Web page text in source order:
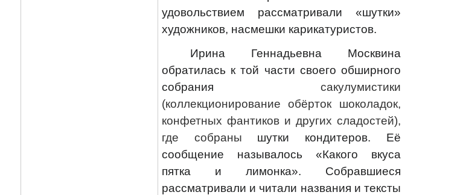
удовольствием рассматривали «шутки»
художников, насмешки карикатуристов.
Ирина Геннадьевна Москвина
обратилась к той части своего обширного
собрания сакулумистики
(коллекционирование обёрток шоколадок,
конфетных фантиков и других сладостей),
где собраны шутки кондитеров. Её
сообщение называлось «Какого вкуса
пятка и лимонка». Собравшиеся
рассматривали и читали названия и тексты